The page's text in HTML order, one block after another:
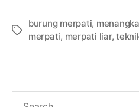
Tags
burung merpati,
merpati, merpati liar,